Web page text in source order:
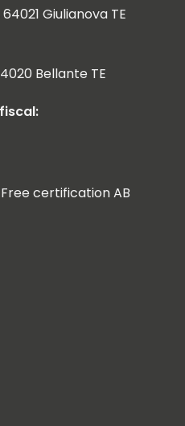
Giulianova TE
Bellante TE
certification AB